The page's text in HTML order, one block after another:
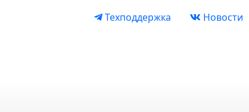
Техподдержка Новости